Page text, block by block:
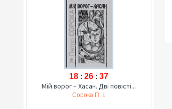
18 : 26 : 36
Мій ворог – Хасан. Дві повісті...
Сорока П. І.